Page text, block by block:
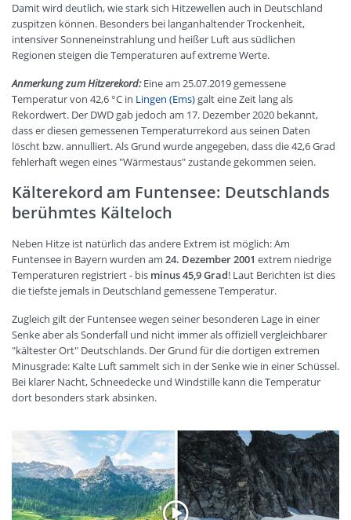
Damit wird deutlich, wie stark sich Hitzewellen auch in Deutschland
zuspitzen können. Besonders bei langanhaltender Trockenheit,
intensiver Sonneneinstrahlung und heißer Luft aus südlichen
Regionen steigen die Temperaturen auf extreme Werte.
Anmerkung zum Hitzerekord:Eine am 25.07.2019 gemessene
Temperatur von 42,6 °C in Lingen (Ems) galt eine Zeit lang als
Rekordwert. Der DWD gab jedoch am 17. Dezember 2020 bekannt,
dass er diesen gemessenen Temperaturrekord aus seinen Daten
löscht bzw. annulliert. Als Grund wurde angegeben, dass die 42,6 Grad
fehlerhaft wegen eines "Wärmestaus" zustande gekommen seien.
Kälterekord am Funtensee: Deutschlands
berühmtes Kälteloch
Neben Hitze ist natürlich das andere Extrem ist möglich: Am
Funtensee in Bayern wurden am 24. Dezember 2001 extrem niedrige
Temperaturen registriert - bis minus 45,9 Grad! Laut Berichten ist dies
die tiefste jemals in Deutschland gemessene Temperatur.
Zugleich gilt der Funtensee wegen seiner besonderen Lage in einer
Senke aber als Sonderfall und nicht immer als offiziell vergleichbarer
"kältester Ort" Deutschlands. Der Grund für die dortigen extremen
Minusgrade: Kalte Luft sammelt sich in der Senke wie in einer Schüssel.
Bei klarer Nacht, Schneedecke und Windstille kann die Temperatur
dort besonders stark absinken.